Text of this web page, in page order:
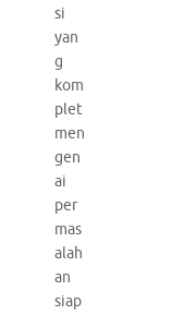
si
yan
g
kom
plet
men
gen
ai
per
mas
alah
an
siap